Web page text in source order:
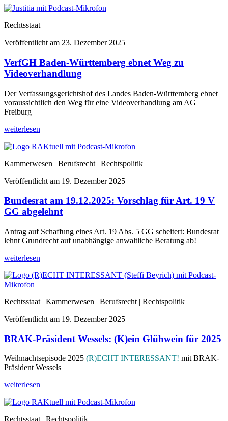
Rechtsstaat
Veröffentlicht am 23. Dezember 2025
VerfGH Baden-Württemberg ebnet Weg zu
Videoverhandlung
Der Verfassungsgerichtshof des Landes Baden-Württemberg ebnet
voraussichtlich den Weg für eine Videoverhandlung am AG
Freiburg
weiterlesen
Kammerwesen | Berufsrecht | Rechtspolitik
Veröffentlicht am 19. Dezember 2025
Bundesrat am 19.12.2025: Vorschlag für Art. 19 V
GG abgelehnt
Antrag auf Schaffung eines Art. 19 Abs. 5 GG scheitert: Bundesrat
lehnt Grundrecht auf unabhängige anwaltliche Beratung ab!
weiterlesen
Rechtsstaat | Kammerwesen | Berufsrecht | Rechtspolitik
Veröffentlicht am 19. Dezember 2025
BRAK-Präsident Wessels: (K)ein Glühwein für 2025
Weihnachtsepisode 2025 (R)ECHT INTERESSANT! mit BRAK-
Präsident Wessels
weiterlesen